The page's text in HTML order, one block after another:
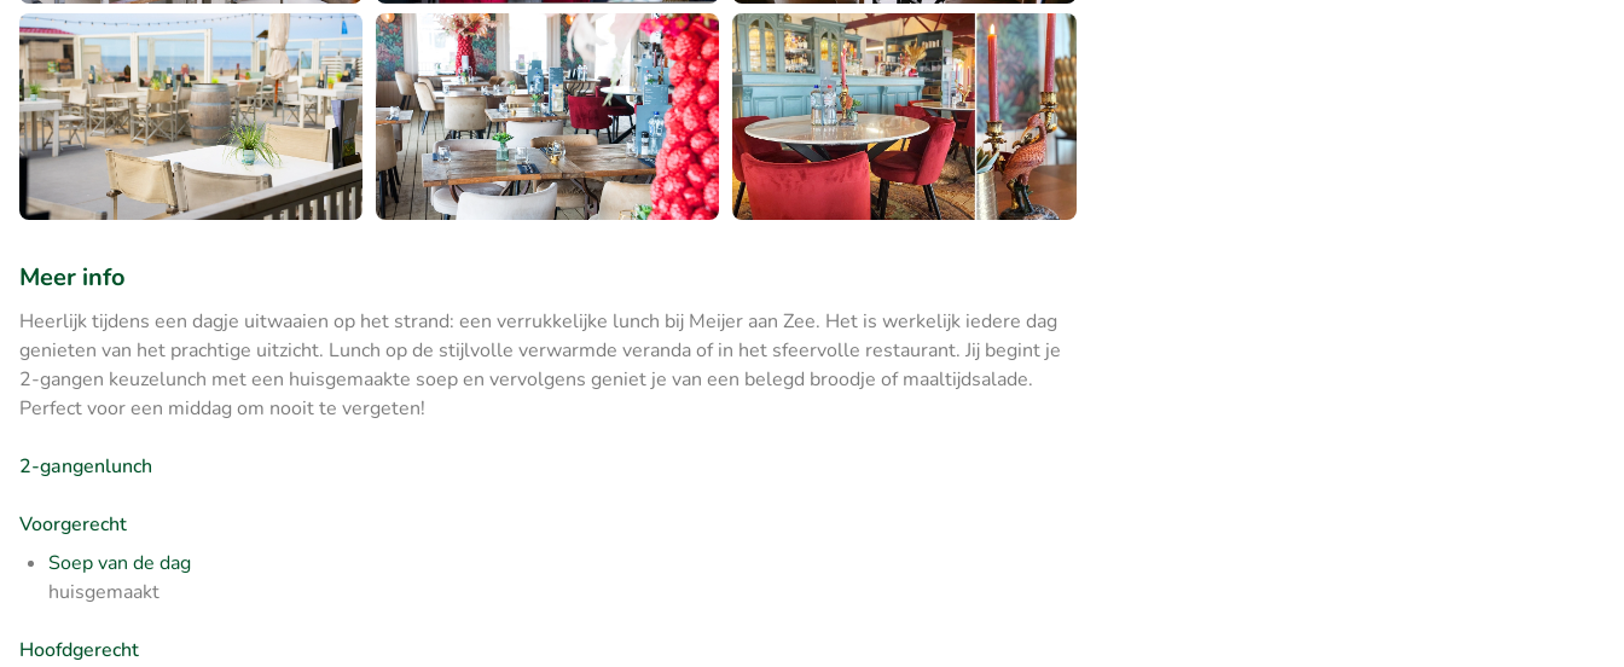
Meer info
Heerlijk tijdens een dagje uitwaaien op het strand: een verrukkelijke lunch bij Meijer aan Zee. Het is werkelijk iedere dag
genieten van het prachtige uitzicht. Lunch op de stijlvolle verwarmde veranda of in het sfeervolle restaurant. Jij begint je
2-gangen keuzelunch met een huisgemaakte soep en vervolgens geniet je van een belegd broodje of maaltijdsalade.
Perfect voor een middag om nooit te vergeten!
2-gangenlunch
Voorgerecht
Soep van de dag
huisgemaakt
Hoofdgerecht